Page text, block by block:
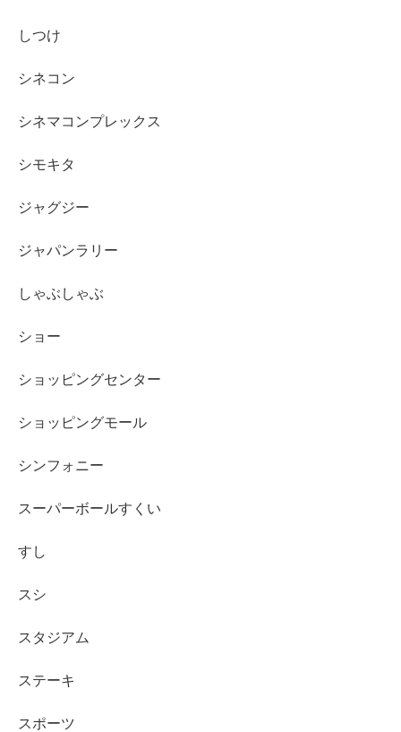
しつけ
シネコン
シネマコンプレックス
シモキタ
ジャグジー
ジャパンラリー
しゃぶしゃぶ
ショー
ショッピングセンター
ショッピングモール
シンフォニー
スーパーボールすくい
すし
スシ
スタジアム
ステーキ
スポーツ